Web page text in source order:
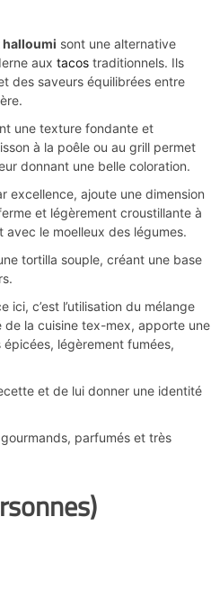
halloumi sont une alternative
aux tacos traditionnels. Ils
des saveurs équilibrées entre
une texture fondante et
à la poêle ou au grill permet
donnant une belle coloration.
excellence, ajoute une dimension
et légèrement croustillante à
avec le moelleux des légumes.
tortilla souple, créant une base
c’est l’utilisation du mélange
de la cuisine tex-mex, apporte une
légèrement fumées,
et de lui donner une identité
parfumés et très